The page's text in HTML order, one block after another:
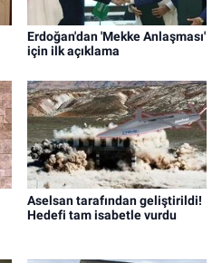
Erdoğan'dan 'Mekke Anlaşması'
için ilk açıklama
Aselsan tarafından geliştirildi!
Hedefi tam isabetle vurdu